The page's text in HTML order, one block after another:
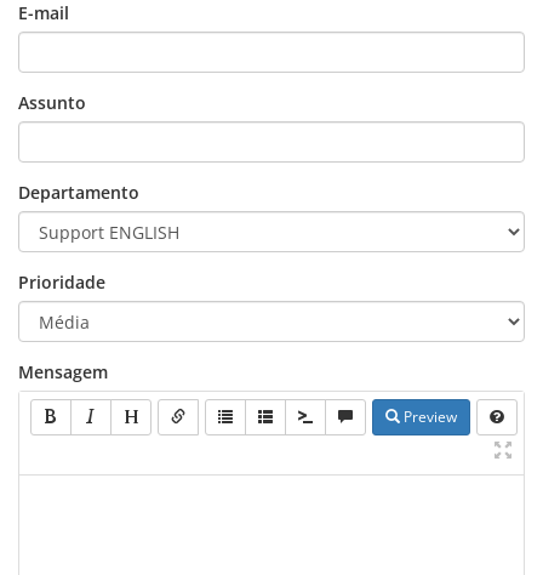
E-mail
Assunto
Departamento
Prioridade
Mensagem
Preview